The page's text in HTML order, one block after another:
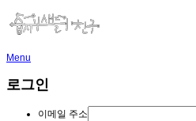
Menu
로그인
이메일 주소